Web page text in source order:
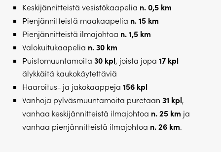
Keskijännitteistä vesistökaapelia n. 0,5 km
Pienjännitteistä maakaapelia n. 15 km
Pienjännitteistä ilmajohtoa n. 1,5 km
Valokuitukaapelia n. 30 km
Puistomuuntamoita 30 kpl, joista jopa 17 kpl
älykkäitä kaukokäytettäviä
Haaroitus- ja jakokaappeja 156 kpl
Vanhoja pylväsmuuntamoita puretaan 31 kpl,
vanhaa keskijännitteistä ilmajohtoa n. 25 km ja
vanhaa pienjännitteistä ilmajohtoa n. 26 km.